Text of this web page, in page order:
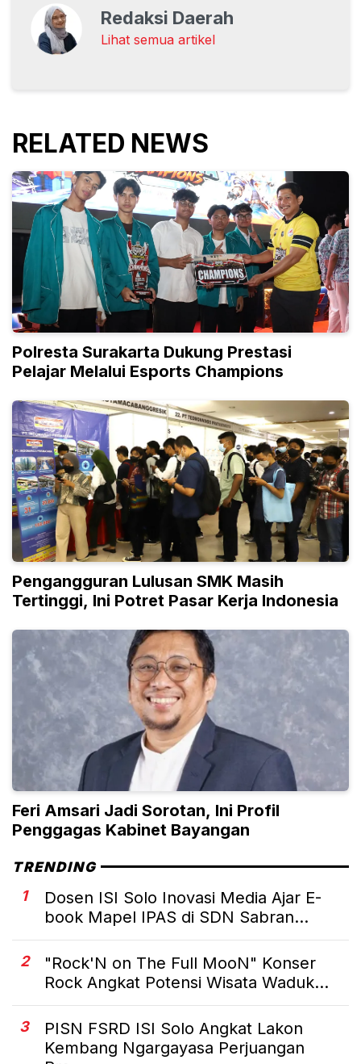
Redaksi Daerah
Lihat semua artikel
RELATED NEWS
Polresta Surakarta Dukung Prestasi
Pelajar Melalui Esports Champions
Pengangguran Lulusan SMK Masih
Tertinggi, Ini Potret Pasar Kerja Indonesia
Feri Amsari Jadi Sorotan, Ini Profil
Penggagas Kabinet Bayangan
TRENDING
1
Dosen ISI Solo Inovasi Media Ajar E-
book Mapel IPAS di SDN Sabran...
2
"Rock'N on The Full MooN" Konser
Rock Angkat Potensi Wisata Waduk...
3
PISN FSRD ISI Solo Angkat Lakon
Kembang Ngargayasa Perjuangan